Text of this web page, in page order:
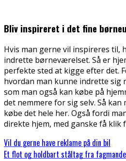
Bliv inspireret i det fine
Hvis man gerne vil inspireres til,
indrette børneværelset. Så er
perfekte sted at kigge efter det.
hvordan man kunne indrette sig
som man også kan købe på
det nemmere for sig selv. Så
købe det hele her. Også fordi
direkte hjem, med ganske få klik
Vil du gerne have reklame på din bil
Et flot og holdbart ståltag fra